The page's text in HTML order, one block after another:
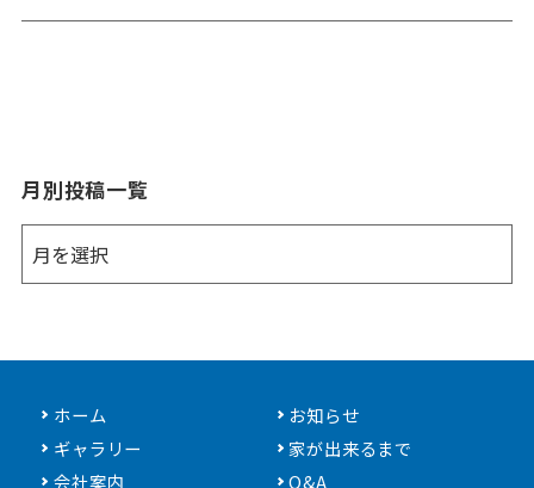
月別投稿一覧
ホーム
お知らせ
ギャラリー
家が出来るまで
会社案内
Q&A